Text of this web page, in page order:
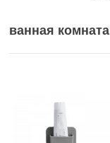
ванная комната